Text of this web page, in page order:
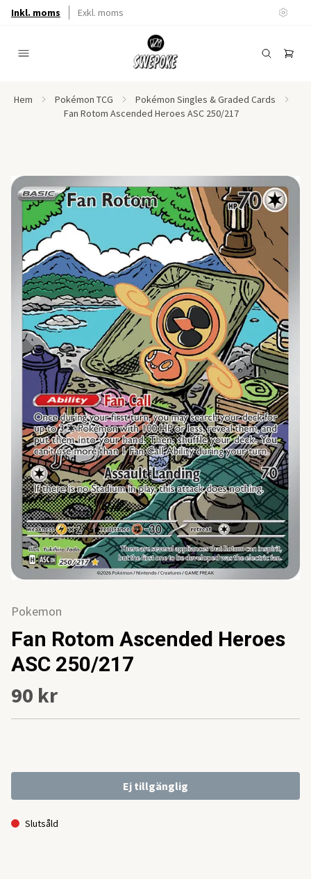
Inkl. moms Exkl. moms
Hem Pokémon TCG
Pokémon Singles & Graded Cards
Fan Rotom Ascended Heroes ASC 250/217
Pokemon
Fan Rotom Ascended Heroes
ASC 250/217
90 kr
Ej tillgänglig
Slutsåld